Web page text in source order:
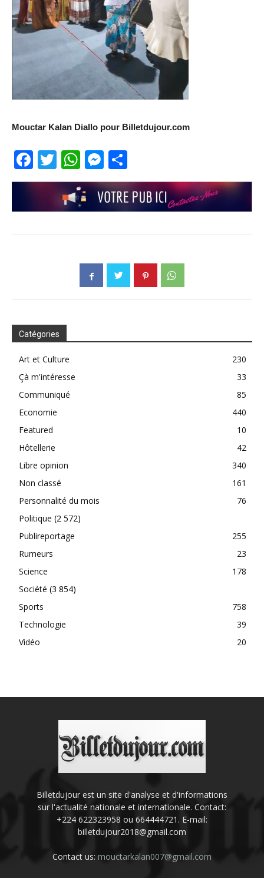
Mouctar Kalan Diallo pour Billetdujour.com
Facebook
TwitterWhatsApp
Messenger
Catégories
Art et Culture
230
Çà m'intéresse
33
Communiqué
85
Economie
440
Featured
10
Hôtellerie
42
Libre opinion
340
Non classé
161
Personnalité du mois
76
Politique (2 572)
Publireportage
255
Rumeurs
23
Science
178
Société (3 854)
Sports
758
Technologie
39
Vidéo
20
Billetdujour est un site d'analyse et d'informations
sur l'actualité nationale et internationale. Contact:
+224 622323958 ou 664444721. E-mail:
billetdujour2018@gmail.com
Contact us: mouctarkalan007@gmail.com